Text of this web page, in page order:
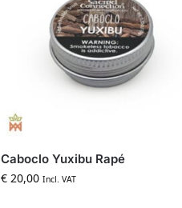
Caboclo Yuxibu Rapé
€20,00 Incl. VAT